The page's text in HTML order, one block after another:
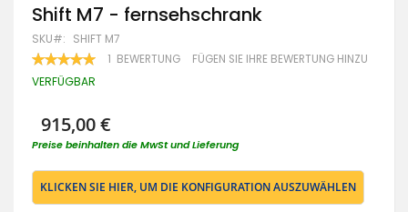
Zum
Anfang
der
Bildgalerie
springen
Shift M7 - fernsehschrank
SKU SHIFT M7
BEWERTUNG:
100
1 BEWERTUNG FÜGEN SIE IHRE BEWERTUNG HINZU
VERFÜGBAR
915,00 €
Preise beinhalten die MwSt und Lieferung
KLICKEN SIE HIER, UM DIE KONFIGURATION AUSZUWÄHLEN